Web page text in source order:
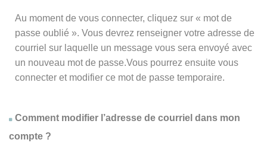
Au moment de vous connecter, cliquez sur « mot de
passe oublié ». Vous devrez renseigner votre adresse de
courriel sur laquelle un message vous sera envoyé avec
un nouveau mot de passe.Vous pourrez ensuite vous
connecter et modifier ce mot de passe temporaire.
Comment modifier l’adresse de courriel dans mon
compte ?